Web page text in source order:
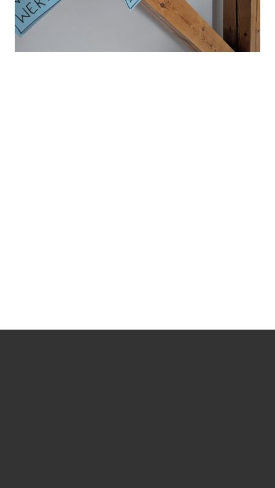
Sparring & Austausch via Whats-App